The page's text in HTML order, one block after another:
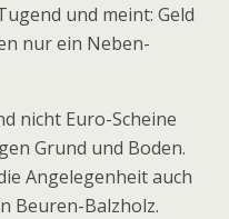
und meint: Geld
nur ein Ne­ben­
nicht Euro-Scheine
Grund und Boden.
Angelegenheit auch
Beuren-Balzholz.